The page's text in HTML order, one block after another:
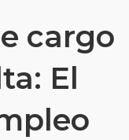
cargo
El